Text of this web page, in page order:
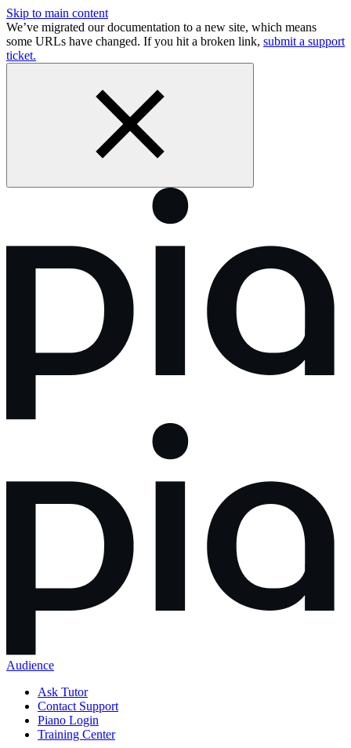
Skip to main content
We’ve migrated our documentation to a new site, which means
some URLs have changed. If you hit a broken link, submit a support
ticket.
Audience
Ask Tutor
Contact Support
Piano Login
Training Center